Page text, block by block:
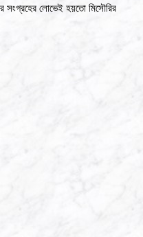
সংগ্রহের লোভেই হয়তো মিসৌরির